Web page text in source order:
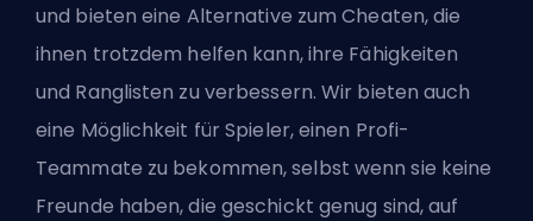
und bieten eine Alternative zum Cheaten, die
ihnen trotzdem helfen kann, ihre Fähigkeiten
und Ranglisten zu verbessern. Wir bieten auch
eine Möglichkeit für Spieler, einen Profi-
Teammate zu bekommen, selbst wenn sie keine
Freunde haben, die geschickt genug sind, auf